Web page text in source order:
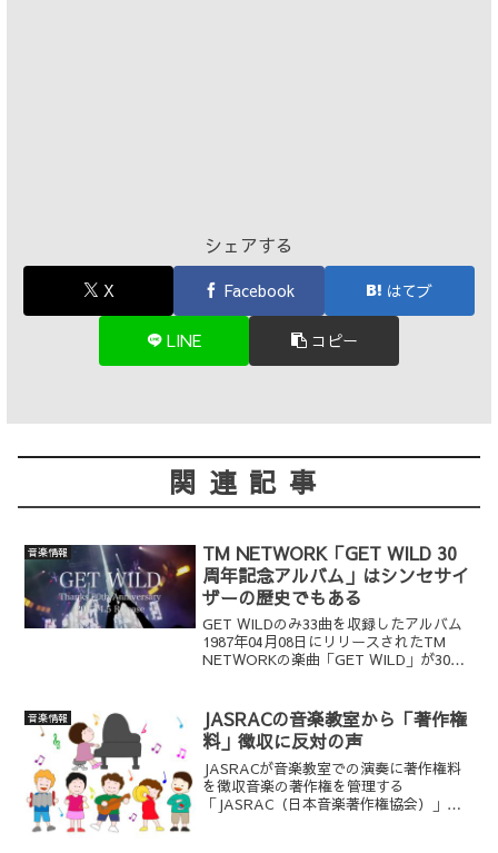
シェアする
X Facebook はてブ
LINE コピー
関連記事
音楽情報
TM NETWORK「GET WILD 30
周年記念アルバム」はシンセサイ
ザーの歴史でもある
GET WILDのみ33曲を収録したアルバム
1987年04月08日にリリースされたTM
NETWORKの楽曲「GET WILD」が30周
CDが発売です。...
音楽情報
JASRACの音楽教室から「著作権
料」徴収に反対の声
JASRACが音楽教室での演奏に著作権料
を徴収音楽の著作権を管理する
「JASRAC（日本音楽著作権協会）」が